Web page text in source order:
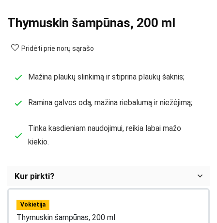
Thymuskin šampūnas, 200 ml
Pridėti prie norų sąrašo
Mažina plaukų slinkimą ir stiprina plaukų šaknis;
Ramina galvos odą, mažina riebalumą ir niežėjimą;
Tinka kasdieniam naudojimui, reikia labai mažo
kiekio.
Kur pirkti?
Vokietija
Thymuskin šampūnas, 200 ml